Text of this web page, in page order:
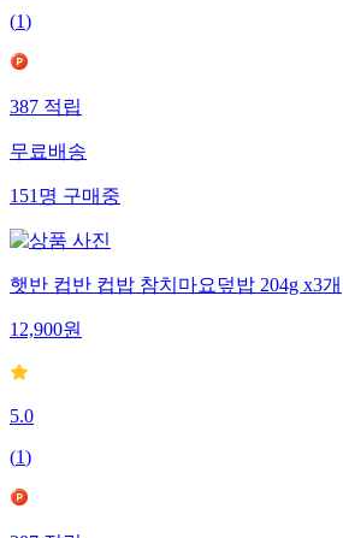
(1)
387적립
무료배송
151명구매중
햇반 컵반 컵밥 참치마요덮밥 204g x3개
12,900원
5.0
(1)